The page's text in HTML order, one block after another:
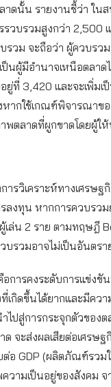
าดนั้น รายงานชี้ว่า ใน
รวบรวมสูงกว่า 2,500
รวม จะถือว่า ผู้ควบรว
ป็นผู้มีอำนาจเหนือตลาด
อยู่ที่ 3,420 และจะเพิ่มเ
ากใช้เกณฑ์พิจารณาขอ
พตลาดที่ผูกขาดโดยผู้ใ
ารวิเคราะห์ทางเศรษฐ
ลงทุน หากการควบรว
เล่น 2 ราย ตามทฤษฎี
บรวมอาจไม่เป็นอันตรา
การคงระดับการแข่งขั
ที่เกิดขึ้นได้ยากและมีคว
ไปสู่การกระจุกตัวของต
ด จะส่งผลเสียต่อเศรษฐ
ต่อ GDP (ผลิตภัณฑ์รวม
วามเป็นอยู่ของสังคม จ